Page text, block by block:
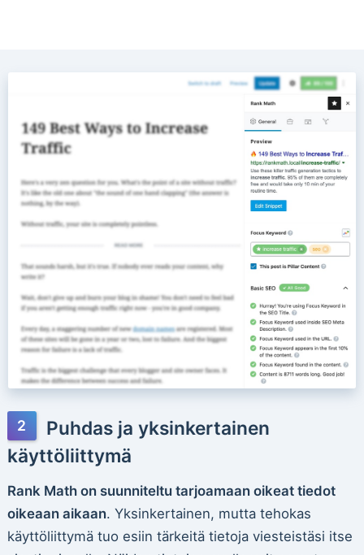
Puhdas ja yksinkertainen
käyttöliittymä
Rank Math on suunniteltu tarjoamaan oikeat tiedot
oikeaan aikaan. Yksinkertainen, mutta tehokas
käyttöliittymä tuo esiin tärkeitä tietoja viesteistäsi itse